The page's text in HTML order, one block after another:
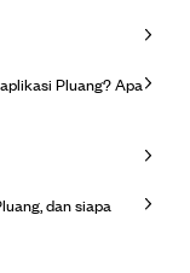
Pluang? Apa
dan siapa